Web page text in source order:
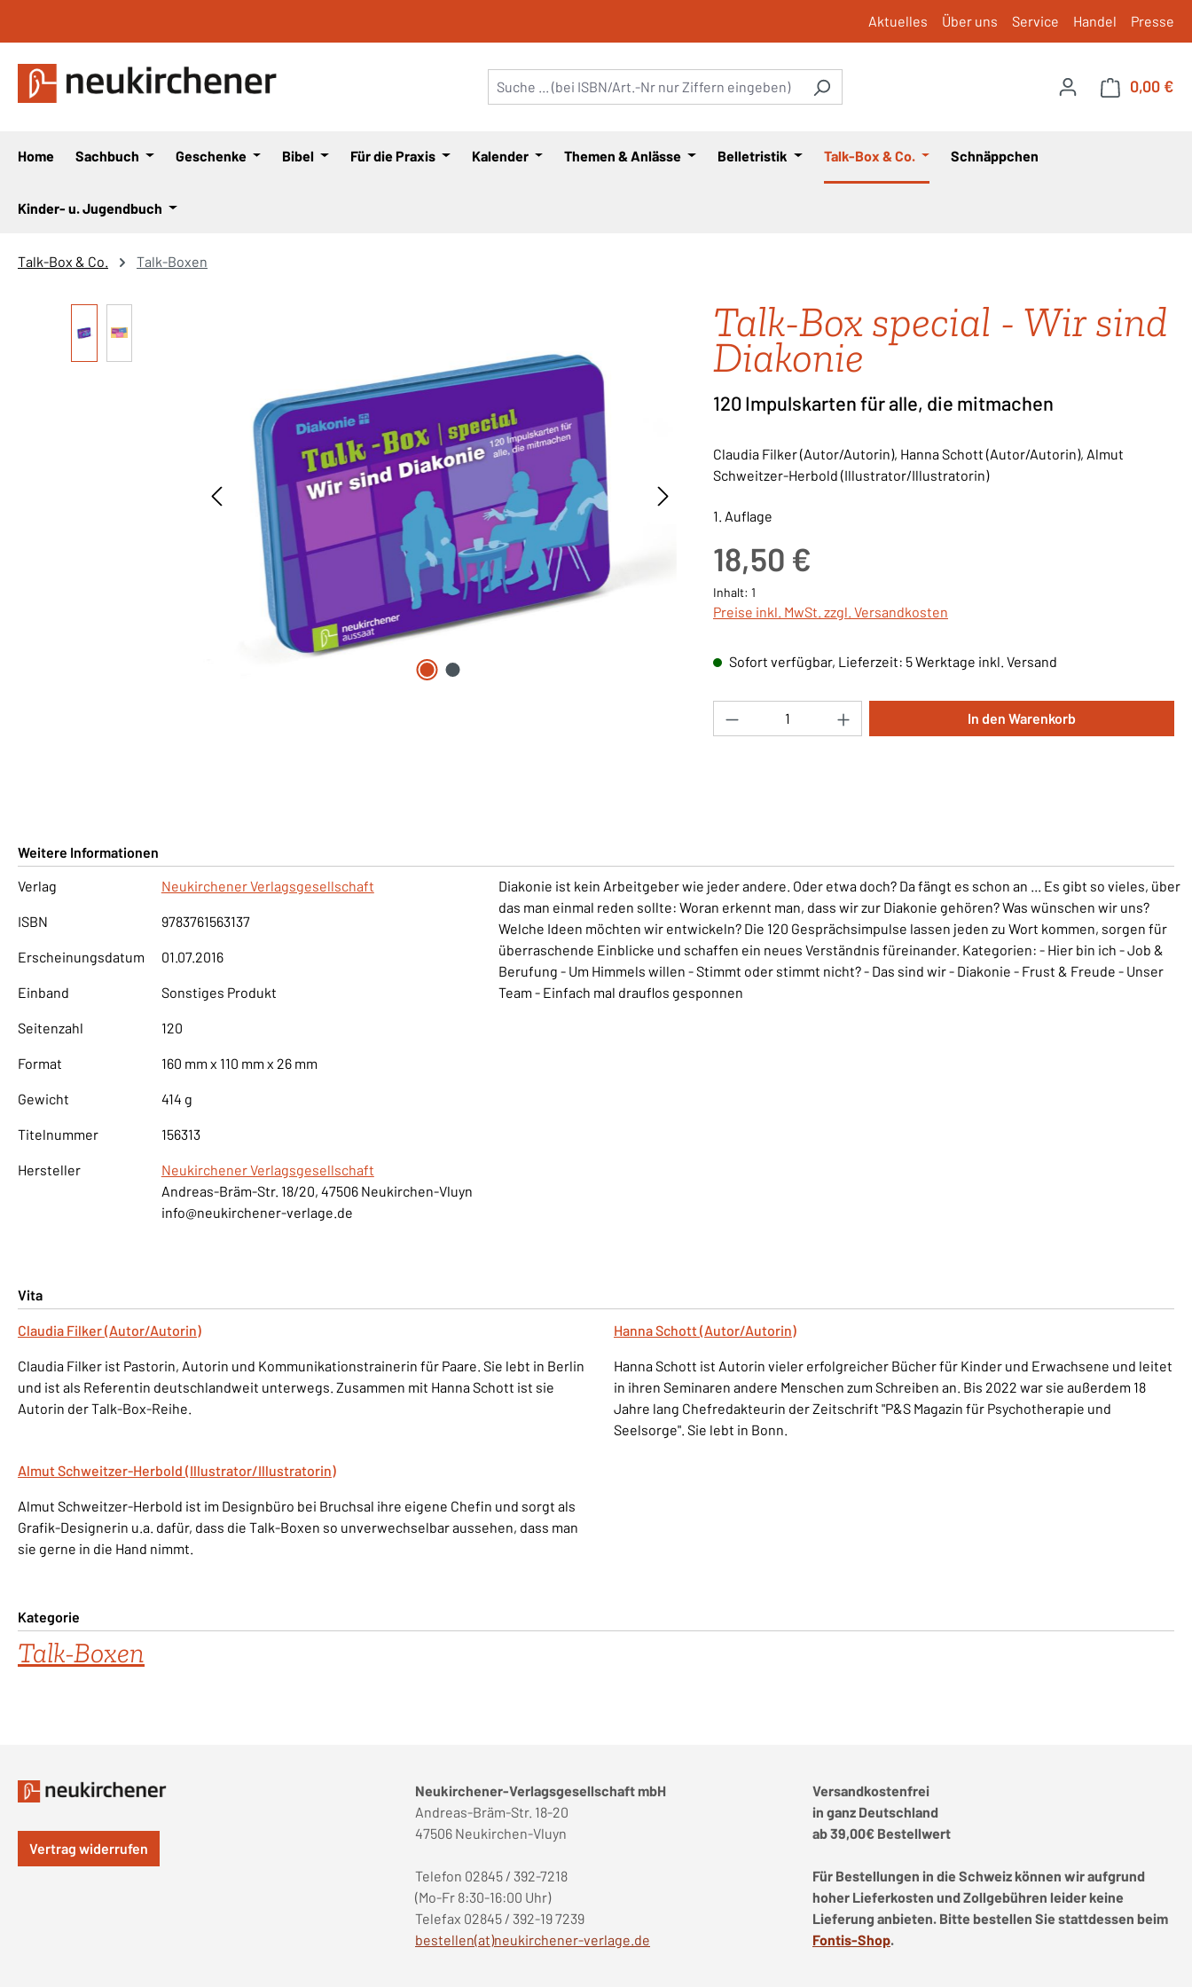
Aktuelles Über uns Service Handel Presse
0,00 €
Home Sachbuch Geschenke Bibel Für die Praxis Kalender Themen & Anlässe Belletristik Talk-Box & Co. Schnäppchen
Kinder- u. Jugendbuch
Talk-Box & Co. Talk-Boxen
Talk-Box special - Wir sind
Diakonie
120 Impulskarten für alle, die mitmachen
Claudia Filker (Autor/Autorin), Hanna Schott (Autor/Autorin), Almut
Schweitzer-Herbold (Illustrator/Illustratorin)
1. Auflage
18,50 €
Inhalt: 1
Preise inkl. MwSt. zzgl. Versandkosten
Sofort verfügbar, Lieferzeit: 5 Werktage inkl. Versand
Produkt Anzahl: Gib den gewünschten Wert ein
In den Warenkorb
Weitere Informationen
Verlag
Neukirchener Verlagsgesellschaft
ISBN 9783761563137
Erscheinungsdatum 01.07.2016
Einband Sonstiges Produkt
Seitenzahl 120
Format 160 mm x 110 mm x 26 mm
Gewicht 414 g
Titelnummer 156313
Hersteller
Neukirchener Verlagsgesellschaft
Andreas-Bräm-Str. 18/20, 47506 Neukirchen-Vluyn
info@neukirchener-verlage.de
Diakonie ist kein Arbeitgeber wie jeder andere. Oder etwa doch? Da fängt es schon an ... Es gibt so vieles, über
das man einmal reden sollte: Woran erkennt man, dass wir zur Diakonie gehören? Was wünschen wir uns?
Welche Ideen möchten wir entwickeln? Die 120 Gesprächsimpulse lassen jeden zu Wort kommen, sorgen für
überraschende Einblicke und schaffen ein neues Verständnis füreinander. Kategorien: - Hier bin ich - Job &
Berufung - Um Himmels willen - Stimmt oder stimmt nicht? - Das sind wir - Diakonie - Frust & Freude - Unser
Team - Einfach mal drauflos gesponnen
Vita
Claudia Filker (Autor/Autorin)
Claudia Filker ist Pastorin, Autorin und Kommunikationstrainerin für Paare. Sie lebt in Berlin
und ist als Referentin deutschlandweit unterwegs. Zusammen mit Hanna Schott ist sie
Autorin der Talk-Box-Reihe.
Hanna Schott (Autor/Autorin)
Hanna Schott ist Autorin vieler erfolgreicher Bücher für Kinder und Erwachsene und leitet
in ihren Seminaren andere Menschen zum Schreiben an. Bis 2022 war sie außerdem 18
Jahre lang Chefredakteurin der Zeitschrift "P&S Magazin für Psychotherapie und
Seelsorge". Sie lebt in Bonn.
Almut Schweitzer-Herbold (Illustrator/Illustratorin)
Almut Schweitzer-Herbold ist im Designbüro bei Bruchsal ihre eigene Chefin und sorgt als
Grafik-Designerin u.a. dafür, dass die Talk-Boxen so unverwechselbar aussehen, dass man
sie gerne in die Hand nimmt.
Kategorie
Talk-Boxen
Vertrag widerrufen
Neukirchener-Verlagsgesellschaft mbH
Andreas-Bräm-Str. 18-20
47506 Neukirchen-Vluyn
Telefon 02845 / 392-7218
(Mo-Fr 8:30-16:00 Uhr)
Telefax 02845 / 392-19 7239
bestellen(at)neukirchener-verlage.de
Versandkostenfrei
in ganz Deutschland
ab 39,00€ Bestellwert
Für Bestellungen in die Schweiz können wir aufgrund
hoher Lieferkosten und Zollgebühren leider keine
Lieferung anbieten. Bitte bestellen Sie stattdessen beim
Fontis-Shop.